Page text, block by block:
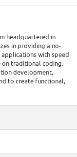
headquartered in
in providing a no-
with speed
traditional coding.
development,
to create functional,
approximately 200